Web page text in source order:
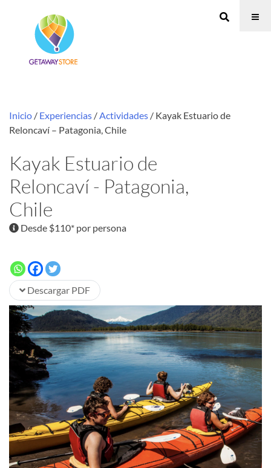
Inicio / Experiencias / Actividades / Kayak Estuario de
Reloncaví – Patagonia, Chile
Kayak Estuario de
Reloncaví - Patagonia,
Chile
Desde $110* por persona
Descargar PDF